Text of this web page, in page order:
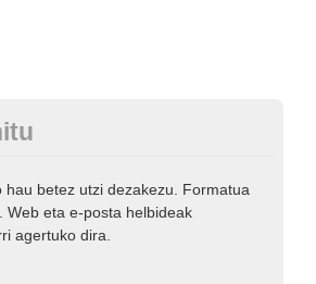
hau betez utzi dezakezu. Formatua
Web eta e-posta helbideak
agertuko dira.